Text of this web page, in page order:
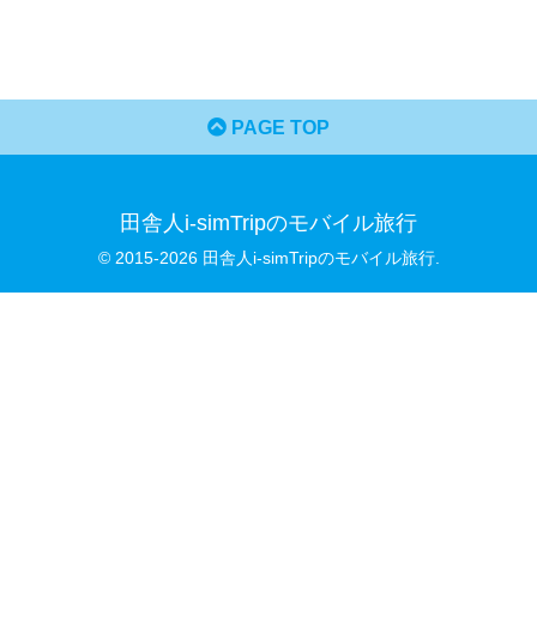
PAGE TOP
田舎人i-simTripのモバイル旅行
© 2015-2026 田舎人i-simTripのモバイル旅行.